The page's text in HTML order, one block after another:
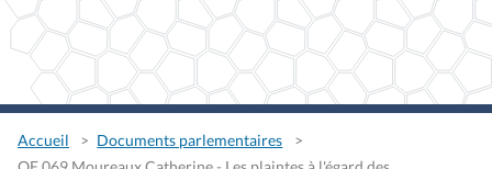
Accueil
Documents parlementaires